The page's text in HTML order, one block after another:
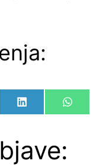
Share
on
LinkedIn Share
on